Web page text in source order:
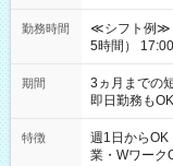
勤務時間
≪シフト例≫
5時間） 17:00～翌
働く時間は調
期間
3ヵ月までの
即日勤務もOK
特徴 週1日からOK
業・Wワーク